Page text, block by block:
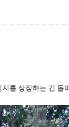
를 상징하는 긴 돌이